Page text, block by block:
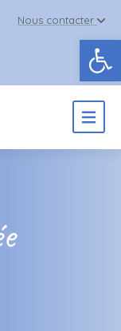
Nous contacter